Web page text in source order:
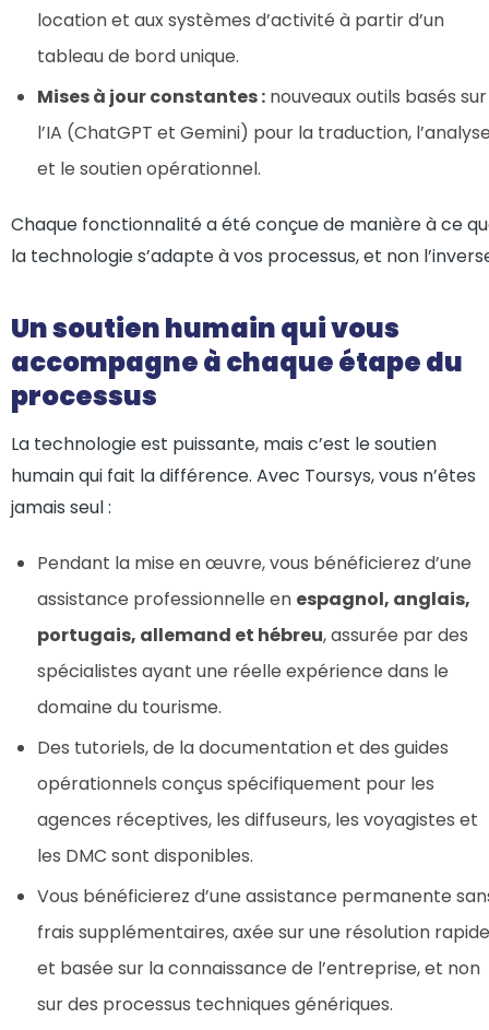
location et aux systèmes d’activité à partir d’un
tableau de bord unique.
Mises à jour constantes : nouveaux outils basés sur
l’IA (ChatGPT et Gemini) pour la traduction,
et le soutien opérationnel.
Chaque fonctionnalité a été conçue de manière à ce
la technologie s’adapte à vos processus, et non
Un soutien humain qui vous
accompagne à chaque étape du
processus
La technologie est puissante, mais c’est le soutien
humain qui fait la différence. Avec Toursys, vous n’êtes
jamais seul :
Pendant la mise en œuvre, vous bénéficierez d’une
assistance professionnelle en espagnol, anglais,
portugais, allemand et hébreu, assurée par des
spécialistes ayant une réelle expérience dans le
domaine du tourisme.
Des tutoriels, de la documentation et des guides
opérationnels conçus spécifiquement pour les
agences réceptives, les diffuseurs, les voyagistes et
les DMC sont disponibles.
Vous bénéficierez d’une assistance permanente
frais supplémentaires, axée sur une résolution rapide
et basée sur la connaissance de l’entreprise, et non
sur des processus techniques génériques.